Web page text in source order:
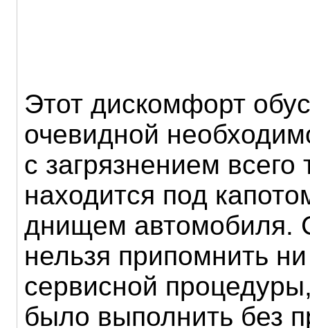
Этот дискомфорт
очевидной
с загрязнением всего
находится под
днищем автомобиля.
нельзя припомнить
сервисной
было выполнить без